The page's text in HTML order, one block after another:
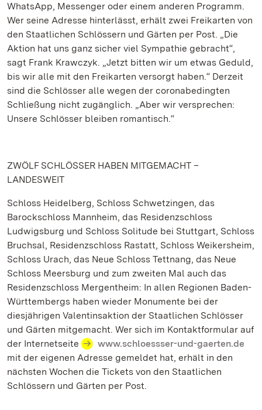
WhatsApp, Messenger oder einem anderen Programm.
Wer seine Adresse hinterlässt, erhält zwei Freikarten von
den Staatlichen Schlössern und Gärten per Post. „Die
Aktion hat uns ganz sicher viel Sympathie gebracht“,
sagt Frank Krawczyk. „Jetzt bitten wir um etwas Geduld,
bis wir alle mit den Freikarten versorgt haben.“ Derzeit
sind die Schlösser alle wegen der coronabedingten
Schließung nicht zugänglich. „Aber wir versprechen:
Unsere Schlösser bleiben romantisch.“
ZWÖLF SCHLÖSSER HABEN MITGEMACHT –
LANDESWEIT
Schloss Heidelberg, Schloss Schwetzingen, das
Barockschloss Mannheim, das Residenzschloss
Ludwigsburg und Schloss Solitude bei Stuttgart, Schloss
Bruchsal, Residenzschloss Rastatt, Schloss Weikersheim,
Schloss Urach, das Neue Schloss Tettnang, das Neue
Schloss Meersburg und zum zweiten Mal auch das
Residenzschloss Mergentheim: In allen Regionen Baden-
Württembergs haben wieder Monumente bei der
diesjährigen Valentinsaktion der Staatlichen Schlösser
und Gärten mitgemacht. Wer sich im Kontaktformular auf
der Internetseite
www.schloessser-und-gaerten.de
mit der eigenen Adresse gemeldet hat, erhält in den
nächsten Wochen die Tickets von den Staatlichen
Schlössern und Gärten per Post.